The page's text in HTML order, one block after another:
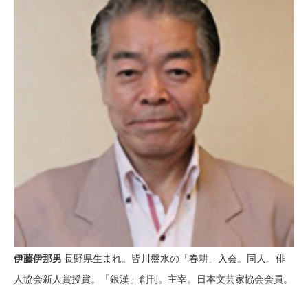
伊藤伊那男 長野県生まれ。皆川盤水の「春耕」入会。同人。俳
人協会新人賞授賞。「銀漢」創刊。主宰。日本文芸家協会会員。